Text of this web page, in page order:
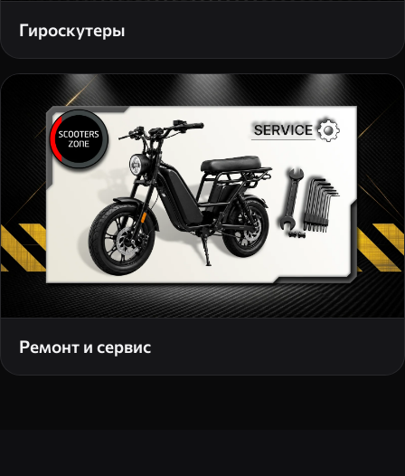
Гироскутеры
Ремонт и сервис